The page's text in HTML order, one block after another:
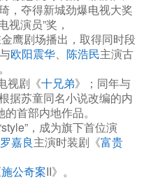
，夺得新城劲爆电视大奖
视演员”奖，
鹰剧场播出，取得同时段
欧阳震华、 陈浩民主演古
视剧《十兄弟》；同年与
据苏童同名小说改编的内
首部内地作品。
，成为旗下首位演
罗嘉良主演时装剧《富贵
施公奇案II》。